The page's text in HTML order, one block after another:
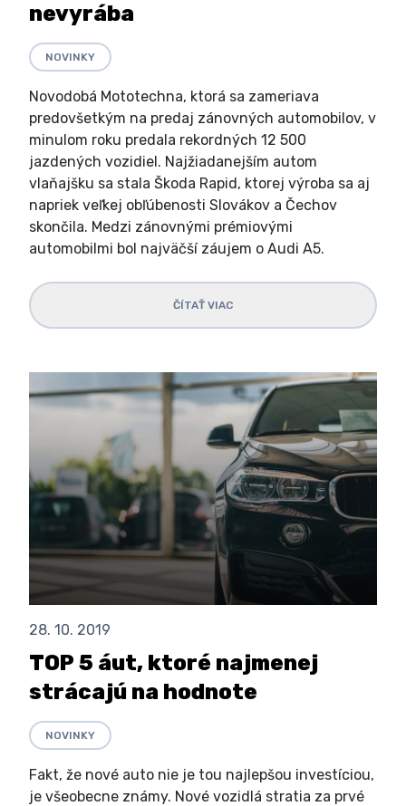
nevyrába
NOVINKY
Novodobá Mototechna, ktorá sa zameriava
predovšetkým na predaj zánovných automobilov, v
minulom roku predala rekordných 12 500
jazdených vozidiel. Najžiadanejším autom
vlaňajšku sa stala Škoda Rapid, ktorej výroba sa aj
napriek veľkej obľúbenosti Slovákov a Čechov
skončila. Medzi zánovnými prémiovými
automobilmi bol najväčší záujem o Audi A5.
ČÍTAŤ VIAC
28. 10. 2019
TOP 5 áut, ktoré najmenej
strácajú na hodnote
NOVINKY
Fakt, že nové auto nie je tou najlepšou investíciou,
je všeobecne známy. Nové vozidlá stratia za prvé